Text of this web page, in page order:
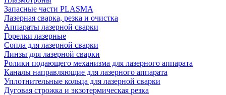
Запасные части PLASMA
Лазерная сварка, резка и очистка
Аппараты лазерной сварки
Горелки лазерные
Сопла для лазерной сварки
Линзы для лазерной сварки
Ролики подающего механизма для лазерного аппарата
Каналы направляющие для лазерного аппарата
Уплотнительные кольца для лазерной сварки
Дуговая строжка и экзотермическая резка